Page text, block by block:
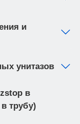
и
унитазов
в
трубу)